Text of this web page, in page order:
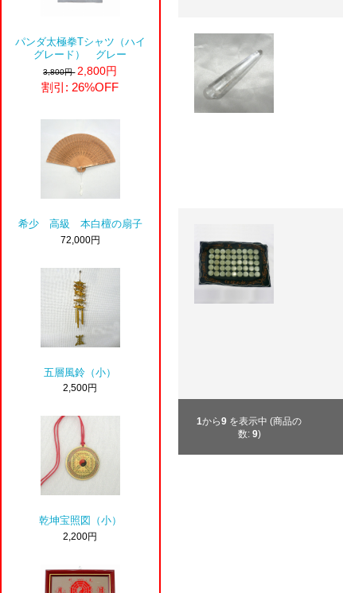
パンダ太極拳Tシャツ（ハイ
グレード） グレー
3,800円 2,800円
割引: 26%OFF
希少 高級 本白檀の扇子
72,000円
五層風鈴（小）
2,500円
乾坤宝照図（小）
2,200円
1から9 を表示中 (商品の
数: 9)